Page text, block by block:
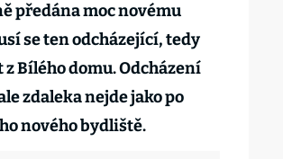
předána moc novému
se ten odcházející, tedy
Bílého domu. Odcházení
zdaleka nejde jako po
nového bydliště.